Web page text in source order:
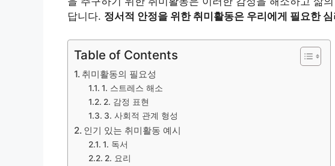
답니다. 정서적 안정을 위한 취미활동은 우리에게 필요한
Table of Contents
취미활동의 필요성
1. 스트레스 해소
2. 감정 표현
3. 사회적 관계 형성
인기 있는 취미활동 예시
1. 독서
2. 요리